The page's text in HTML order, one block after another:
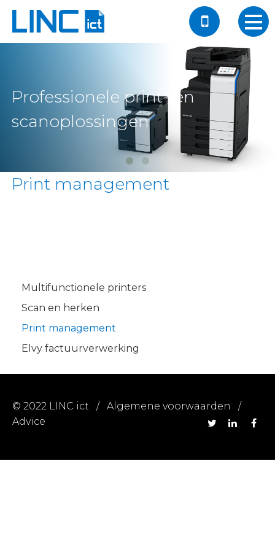
Professionele print- en
scanoplossingen
Print management
Multifunctionele printers
Scan en herken
Print management
Elvy factuurverwerking
© 2022 LINC ict / Algemene voorwaarden
/
Advice